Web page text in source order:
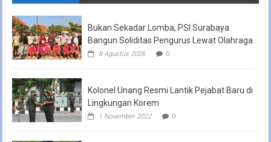
Bukan Sekadar Lomba, PSI Surabaya
Bangun Soliditas Pengurus Lewat Olahraga
8 Agustus 2026 0
Kolonel Unang Resmi Lantik Pejabat Baru di
Lingkungan Korem
1 November 2022 0